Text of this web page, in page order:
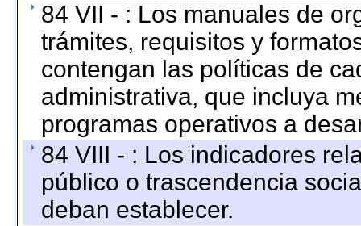
84 VII - : Los manuales de
trámites, requisitos y
contengan las políticas de
administrativa, que incluya
programas operativos a
84 VIII - : Los indicadores
público o trascendencia
deban establecer.